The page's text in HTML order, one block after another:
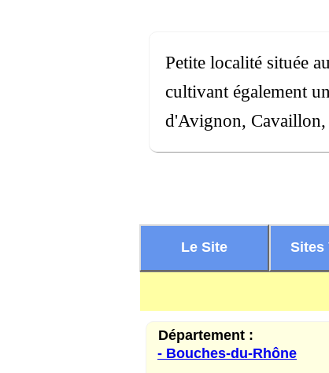
Petite localité située
cultivant également
d'Avignon, Cavaillon,
Le Site Sites
Département :
- Bouches-du-Rhône